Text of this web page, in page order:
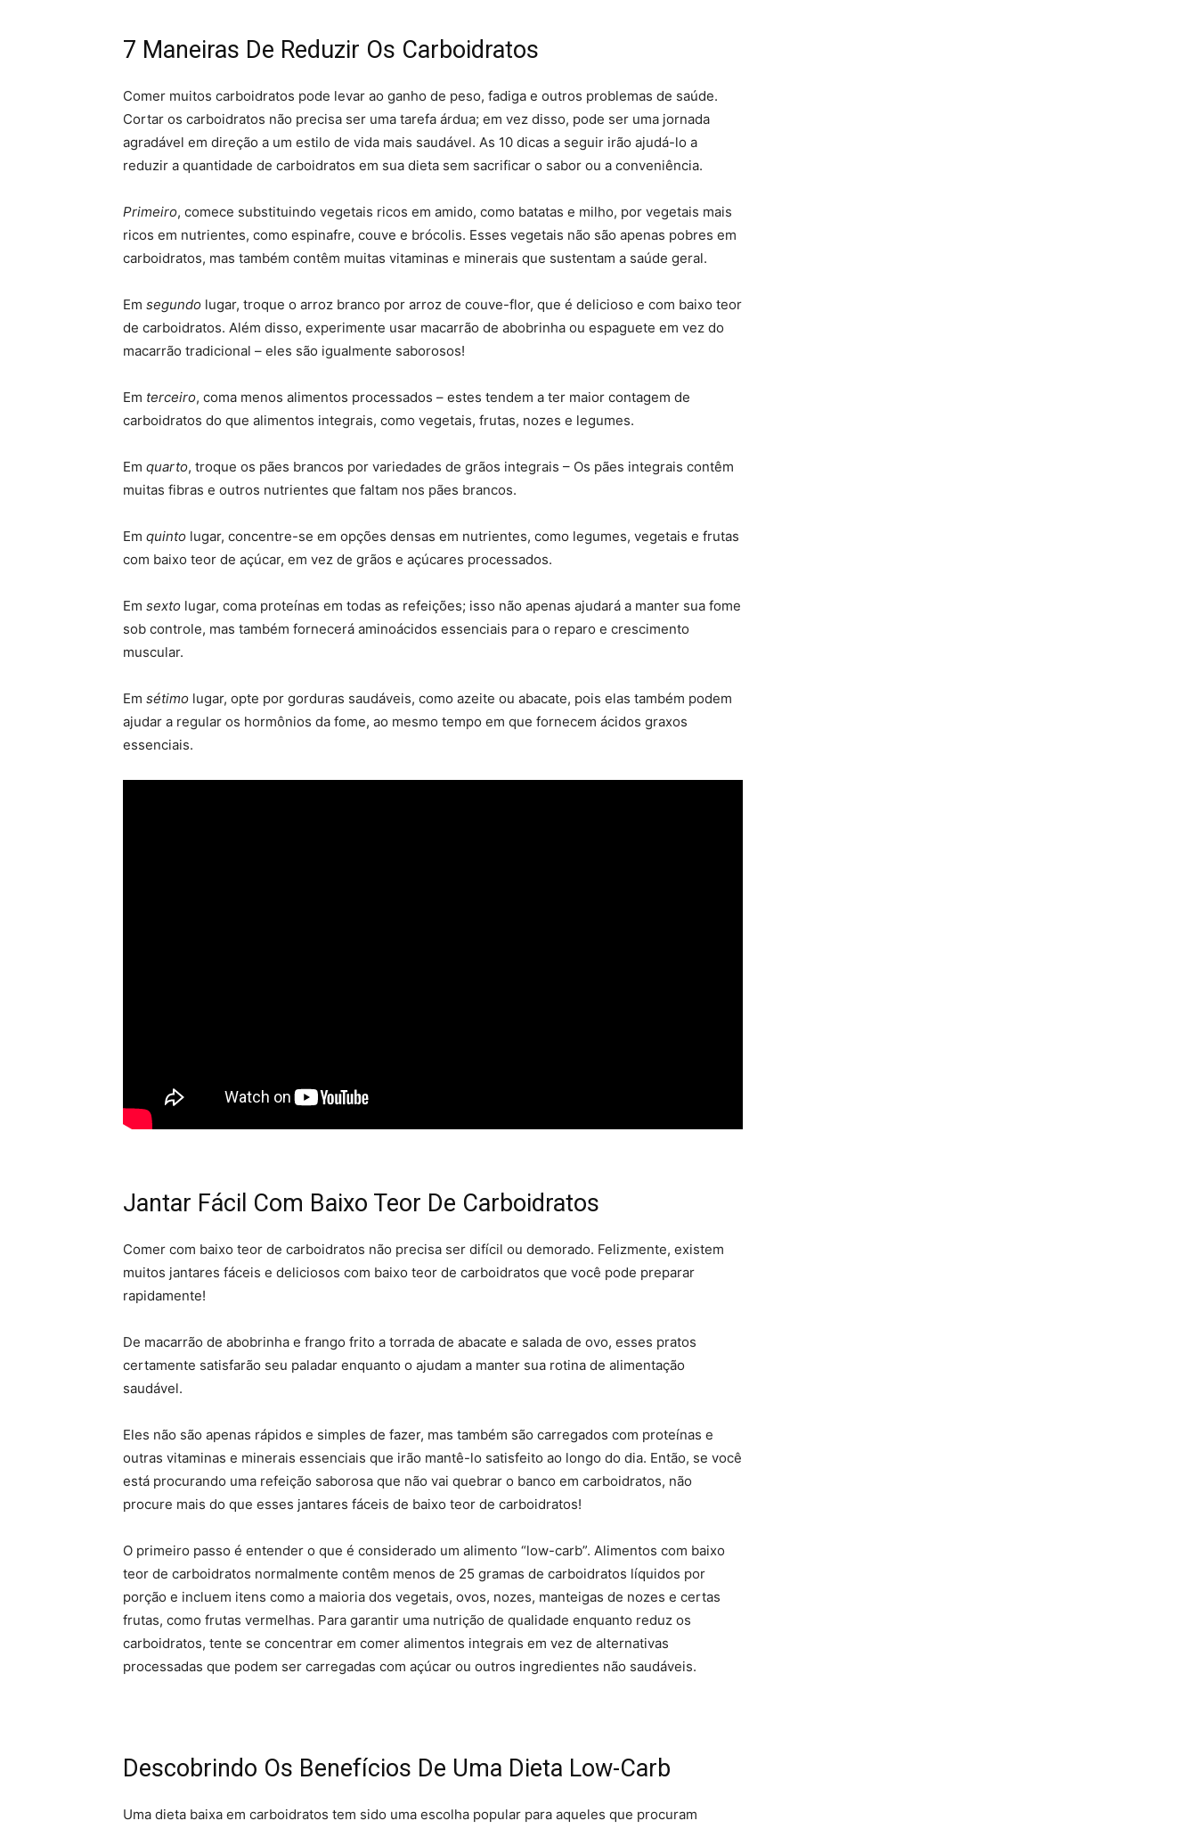
7 Maneiras De Reduzir Os Carboidratos
Comer muitos carboidratos pode levar ao ganho de peso, fadiga e outros problemas de saúde.
Cortar os carboidratos não precisa ser uma tarefa árdua; em vez disso, pode ser uma jornada
agradável em direção a um estilo de vida mais saudável. As 10 dicas a seguir irão ajudá-lo a
reduzir a quantidade de carboidratos em sua dieta sem sacrificar o sabor ou a conveniência.
Primeiro, comece substituindo vegetais ricos em amido, como batatas e milho, por vegetais mais
ricos em nutrientes, como espinafre, couve e brócolis. Esses vegetais não são apenas pobres em
carboidratos, mas também contêm muitas vitaminas e minerais que sustentam a saúde geral.
Em segundo lugar, troque o arroz branco por arroz de couve-flor, que é delicioso e com baixo teor
de carboidratos. Além disso, experimente usar macarrão de abobrinha ou espaguete em vez do
macarrão tradicional – eles são igualmente saborosos!
Em terceiro, coma menos alimentos processados – estes tendem a ter maior contagem de
carboidratos do que alimentos integrais, como vegetais, frutas, nozes e legumes.
Em quarto, troque os pães brancos por variedades de grãos integrais – Os pães integrais contêm
muitas fibras e outros nutrientes que faltam nos pães brancos.
Em quinto lugar, concentre-se em opções densas em nutrientes, como legumes, vegetais e frutas
com baixo teor de açúcar, em vez de grãos e açúcares processados.
Em sexto lugar, coma proteínas em todas as refeições; isso não apenas ajudará a manter sua fome
sob controle, mas também fornecerá aminoácidos essenciais para o reparo e crescimento
muscular.
Em sétimo lugar, opte por gorduras saudáveis, como azeite ou abacate, pois elas também podem
ajudar a regular os hormônios da fome, ao mesmo tempo em que fornecem ácidos graxos
essenciais.
Jantar Fácil Com Baixo Teor De Carboidratos
Comer com baixo teor de carboidratos não precisa ser difícil ou demorado. Felizmente, existem
muitos jantares fáceis e deliciosos com baixo teor de carboidratos que você pode preparar
rapidamente!
De macarrão de abobrinha e frango frito a torrada de abacate e salada de ovo, esses pratos
certamente satisfarão seu paladar enquanto o ajudam a manter sua rotina de alimentação
saudável.
Eles não são apenas rápidos e simples de fazer, mas também são carregados com proteínas e
outras vitaminas e minerais essenciais que irão mantê-lo satisfeito ao longo do dia. Então, se você
está procurando uma refeição saborosa que não vai quebrar o banco em carboidratos, não
procure mais do que esses jantares fáceis de baixo teor de carboidratos!
O primeiro passo é entender o que é considerado um alimento “low-carb”. Alimentos com baixo
teor de carboidratos normalmente contêm menos de 25 gramas de carboidratos líquidos por
porção e incluem itens como a maioria dos vegetais, ovos, nozes, manteigas de nozes e certas
frutas, como frutas vermelhas. Para garantir uma nutrição de qualidade enquanto reduz os
carboidratos, tente se concentrar em comer alimentos integrais em vez de alternativas
processadas que podem ser carregadas com açúcar ou outros ingredientes não saudáveis.
Descobrindo Os Benefícios De Uma Dieta Low-Carb
Uma dieta baixa em carboidratos tem sido uma escolha popular para aqueles que procuram